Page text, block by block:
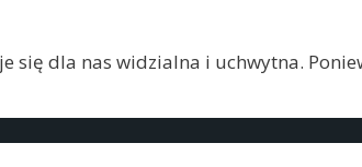
się dla nas widzialna i uchwytna.